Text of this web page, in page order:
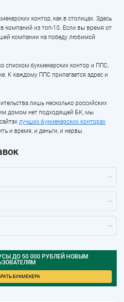
контор, как в столицах. Здесь
компаний из топ-10. Если вы время от
компании на победу любимой
списком букмекерских контор и ППС,
К каждому ППС прилагается адрес и
лишь несколько российских
домом нет подходящей БК, мы
лучших букмекерских конторах
и время, и деньги, и нервы.
ДО 50 000 РУБЛЕЙ НОВЫМ
БУКМЕКЕРА